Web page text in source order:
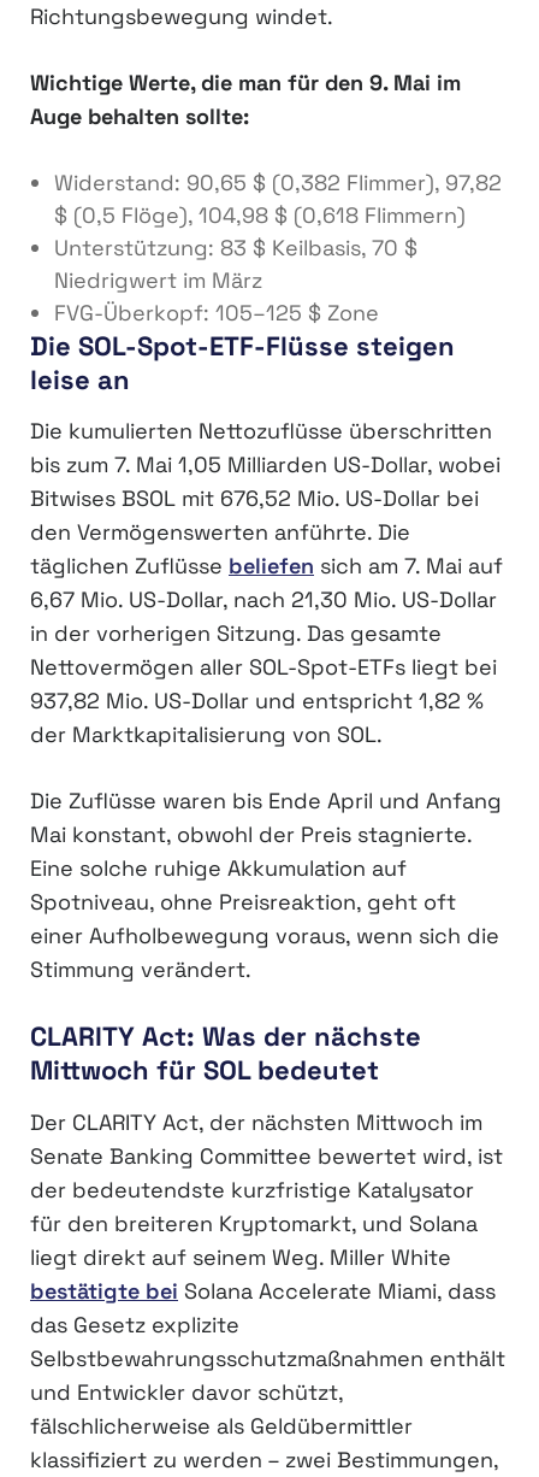
Richtungsbewegung windet.
Wichtige Werte, die man für den 9. Mai im
Auge behalten sollte:
Widerstand: 90,65 $ (0,382 Flimmer), 97,82
$ (0,5 Flöge), 104,98 $ (0,618 Flimmern)
Unterstützung: 83 $ Keilbasis, 70 $
Niedrigwert im März
FVG-Überkopf: 105–125 $ Zone
Die SOL-Spot-ETF-Flüsse steigen
leise an
Die kumulierten Nettozuflüsse überschritten
bis zum 7. Mai 1,05 Milliarden US-Dollar, wobei
Bitwises BSOL mit 676,52 Mio. US-Dollar bei
den Vermögenswerten anführte. Die
täglichen Zuflüsse beliefen sich am 7. Mai auf
6,67 Mio. US-Dollar, nach 21,30 Mio. US-Dollar
in der vorherigen Sitzung. Das gesamte
Nettovermögen aller SOL-Spot-ETFs liegt bei
937,82 Mio. US-Dollar und entspricht 1,82 %
der Marktkapitalisierung von SOL.
Die Zuflüsse waren bis Ende April und Anfang
Mai konstant, obwohl der Preis stagnierte.
Eine solche ruhige Akkumulation auf
Spotniveau, ohne Preisreaktion, geht oft
einer Aufholbewegung voraus, wenn sich die
Stimmung verändert.
CLARITY Act: Was der nächste
Mittwoch für SOL bedeutet
Der CLARITY Act, der nächsten Mittwoch im
Senate Banking Committee bewertet wird, ist
der bedeutendste kurzfristige Katalysator
für den breiteren Kryptomarkt, und Solana
liegt direkt auf seinem Weg. Miller White
bestätigte bei Solana Accelerate Miami, dass
das Gesetz explizite
Selbstbewahrungsschutzmaßnahmen enthält
und Entwickler davor schützt,
fälschlicherweise als Geldübermittler
klassifiziert zu werden – zwei Bestimmungen,